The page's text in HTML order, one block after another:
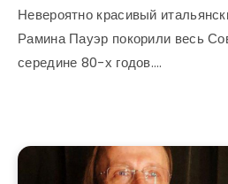
Невероятно красивый
Рамина Пауэр покорили весь
середине 80-х годов….